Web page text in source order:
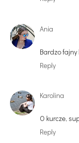
Ania
Bardzo fajny
Reply
Karolina
O kurcze,
Reply